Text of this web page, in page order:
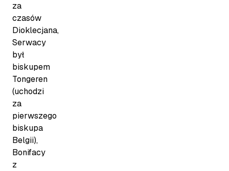
za
czasów
Dioklecjana,
Serwacy
był
biskupem
Tongeren
(uchodzi
za
pierwszego
biskupa
Belgii),
Bonifacy
z